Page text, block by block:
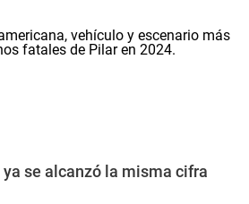
se alcanzó la misma cifra